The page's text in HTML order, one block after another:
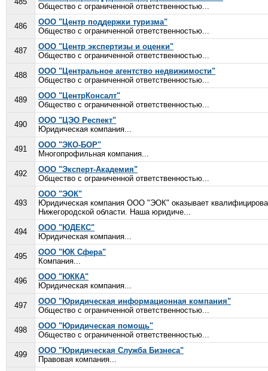
Общество с ограниченной ответственностью...
486
ООО "Центр поддержки туризма"
Общество с ограниченной ответственностью...
487
ООО "Центр экспертизы и оценки"
Общество с ограниченной ответственностью...
488
ООО "Центральное агентство недвижимости"
Общество с ограниченной ответственностью...
489
ООО "ЦентрКонсалт"
Общество с ограниченной ответственностью...
490
ООО "ЦЭО Респект"
Юридическая компания...
491
ООО "ЭКО-БОР"
Многопрофильная компания...
492
ООО "Эксперт-Академия"
Общество с ограниченной ответственностью...
493
ООО "ЭОК"
Юридическая компания ООО "ЭОК" оказывает
Нижегородской области. Наша юридиче...
494
ООО "ЮДЕКС"
Юридическая компания...
495
ООО "ЮК Сфера"
Компания...
496
ООО "ЮККА"
Юридическая компания...
497
ООО "Юридическая информационная компания"
Общество с ограниченной ответственностью...
498
ООО "Юридическая помощь"
Общество с ограниченной ответственностью...
499
ООО "Юридическая Служба Бизнеса"
Правовая компания...